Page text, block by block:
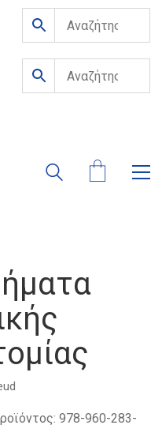
978-960-283-